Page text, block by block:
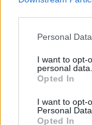
Personal
I want to opt-
personal data.
Opted In
I want to opt-
Personal Data.
Opted In